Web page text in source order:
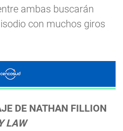
ambas buscarán
con muchos giros
DE NATHAN FILLION
LAW